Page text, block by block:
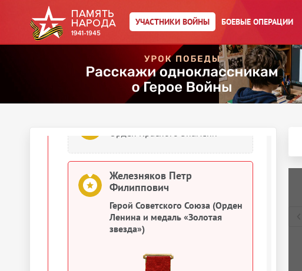
УЧАСТНИКИ ВОЙНЫ БОЕВЫЕ ОПЕРАЦИИ
Орден Красной Звезды
Железняков Петр Филиппович
Орден Красного Знамени
Орден Красного Знамени
Железняков Петр
Филиппович
Герой Советского Союза (Орден
Ленина и медаль «Золотая
звезда»)